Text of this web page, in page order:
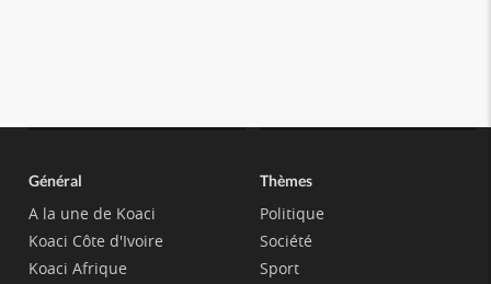
Général
A la une de Koaci
Koaci Côte d'Ivoire
Koaci Afrique
Thèmes
Politique
Société
Sport